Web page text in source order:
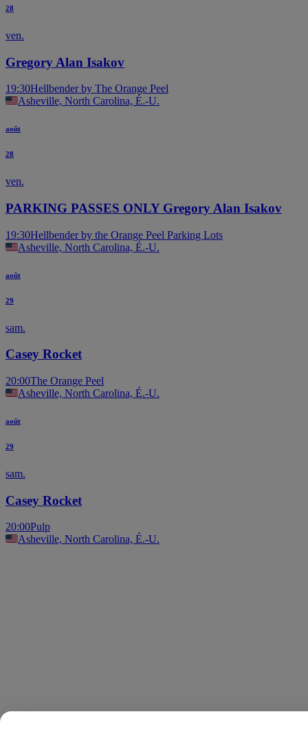
28
ven.
Gregory Alan Isakov
19:30Hellbender by The Orange Peel
Asheville, North Carolina, É.-U.
août
28
ven.
PARKING PASSES ONLY Gregory Alan Isakov
19:30Hellbender by the Orange Peel Parking Lots
Asheville, North Carolina, É.-U.
août
29
sam.
Casey Rocket
20:00The Orange Peel
Asheville, North Carolina, É.-U.
août
29
sam.
Casey Rocket
20:00Pulp
Asheville, North Carolina, É.-U.